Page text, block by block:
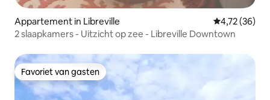
Appartement in Libreville Gemiddelde
4,72 (36)
2 slaapkamers - Uitzicht op zee - Libreville Downtown
Favoriet van gasten
Favoriet van gasten